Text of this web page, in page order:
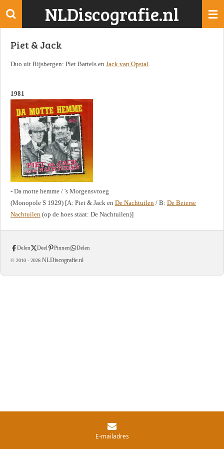
Ga
de
NLDiscografie.nl
Piet & Jack
Duo uit Rijsbergen: Piet Bartels en Jack van Opstal.
1981
- Da motte hemme / 's Morgensvroeg
(Monopole S 1929) [A: Piet & Jack en De Nachtuilen / B: De Beierse
Nachtuilen (op de hoes staat: De Nachtuilen)]
Delen Deel Pinnen Delen
© 2010 - 2026 NLDiscografie.nl
E-mailadres